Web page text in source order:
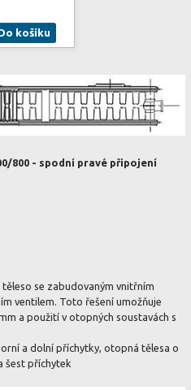
košíku
800 - spodní pravé připojení
se zabudovaným vnitřním
ventilem. Toto řešení umožňuje
a použití v otopných soustavách s
a dolní příchytky, otopná tělesa o
šest příchytek